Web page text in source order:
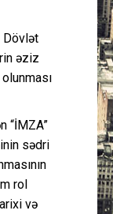
Dövlət
əziz
“İMZA”
sədri
rol
və